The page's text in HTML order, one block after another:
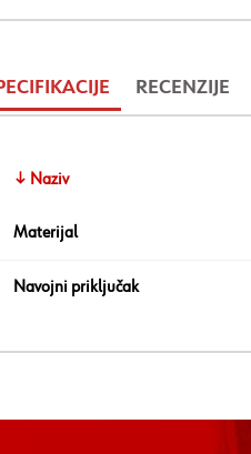
RECENZIJE
↓ Naziv
Materijal
Navojni priključak